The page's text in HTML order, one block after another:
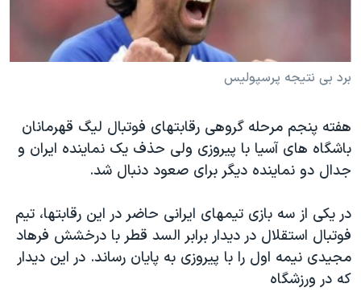
اقتصادی
اسرائیل در جنگ
گالری عکس
انتخابات ریاست جمهوری آمریکا ۲۰۲۴
حمله جمهوری اسلامی به اسرائیل
ورزش زنان در ایران
اعتراضات زن، زندگی، آزادی
تریبونال مردمی آبان ۹۸
دادگاه حمید نوری
چهل سال گروگان‌گیری
زبانهای مختلف
برد بی نتیجه پرسپولیس
هفته پنجم مرحله گروهی رقابتهای فوتبال لیگ قهرمانان
باشگاه های آسیا با پیروزی ولی حذف یک نماینده ایران و
جدال دو نماینده دیگر برای صعود دنبال شد.
در یکی از سه بازی تیمهای ایرانی حاضر در این رقابتها، تیم
فوتبال استقلال در دیدار برابر السد قطر با درخشش فرهاد
مجیدی نیمه اول را با پیروزی به پایان رساند. در این دیدار
که در ورزشگاه